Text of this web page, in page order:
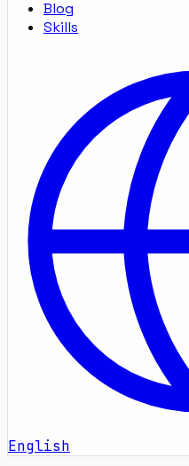
Blog
Skills
English